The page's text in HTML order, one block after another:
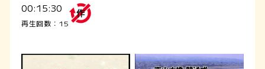
00:15:30
再生回数：15